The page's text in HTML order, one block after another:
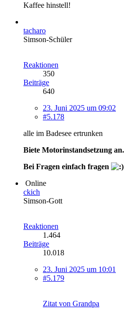
Kaffee hinstell!
tacharo
Simson-Schüler
Reaktionen
350
Beiträge
640
23. Juni 2025 um 09:02
#5.178
alle im Badesee ertrunken
Biete Motorinstandsetzung an.
Bei Fragen einfach fragen
Online
ckich
Simson-Gott
Reaktionen
1.464
Beiträge
10.018
23. Juni 2025 um 10:01
#5.179
Zitat von Grandpa